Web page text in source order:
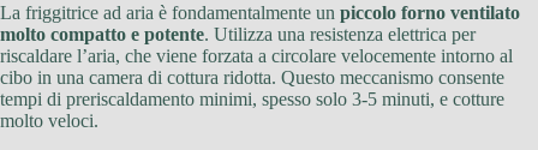
La friggitrice ad aria è fondamentalmente un piccolo forno ventilato
molto compatto e potente. Utilizza una resistenza elettrica per
riscaldare l’aria, che viene forzata a circolare velocemente intorno al
cibo in una camera di cottura ridotta. Questo meccanismo consente
tempi di preriscaldamento minimi, spesso solo 3-5 minuti, e cotture
molto veloci.